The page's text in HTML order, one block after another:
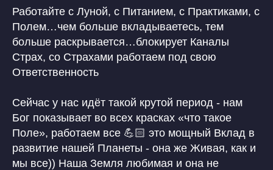
Работайте с Луной, с Питанием, с Практиками, с
Полем…чем больше вкладываетесь, тем
больше раскрывается…блокирует Каналы
Страх, со Страхами работаем под свою
Ответственность
Сейчас у нас идёт такой крутой период - нам
Бог показывает во всех красках «что такое
Поле», работаем все 💪🏻 это мощный Вклад в
развитие нашей Планеты - она же Живая, как и
мы все)) Наша Земля любимая и она не